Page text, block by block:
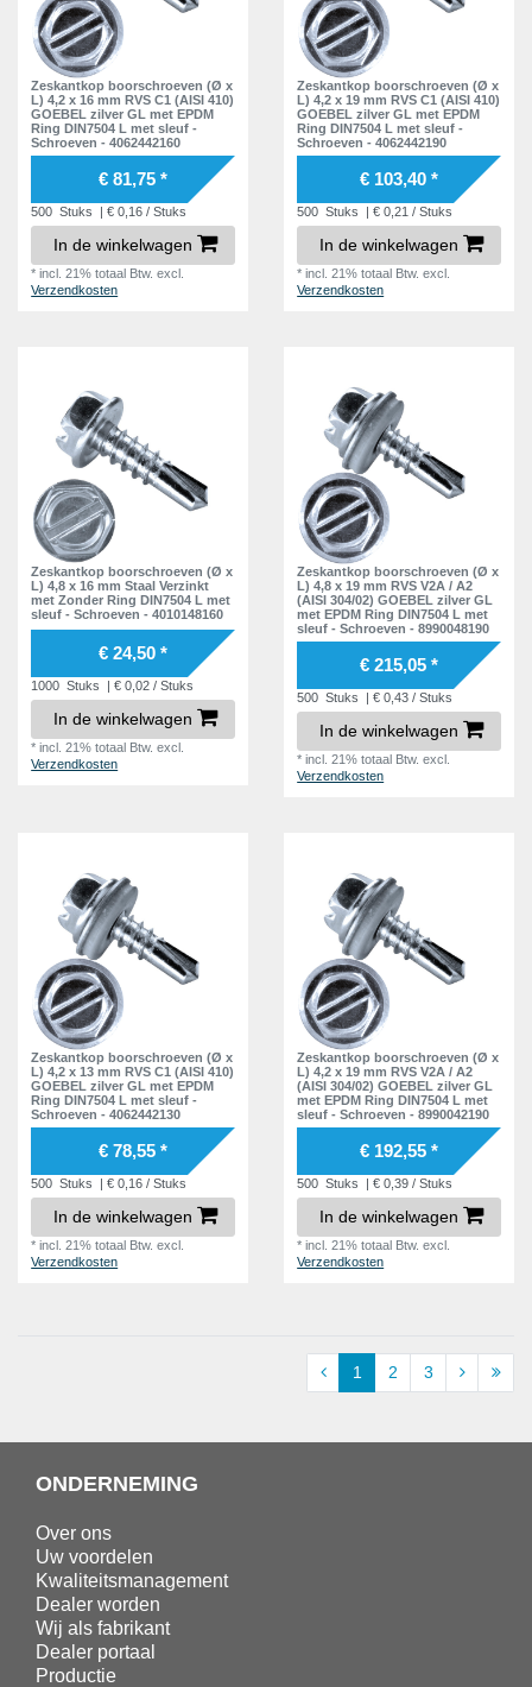
Zeskantkop boorschroeven (Ø x
L) 4,2 x 16 mm RVS C1 (AISI 410)
GOEBEL zilver GL met EPDM
Ring DIN7504 L met sleuf -
Schroeven - 4062442160
€ 81,75 *
500 Stuks | € 0,16 / Stuks
In de winkelwagen
*incl. 21% totaal Btw. excl.
Verzendkosten
Zeskantkop boorschroeven (Ø x
L) 4,2 x 19 mm RVS C1 (AISI 410)
GOEBEL zilver GL met EPDM
Ring DIN7504 L met sleuf -
Schroeven - 4062442190
€ 103,40 *
500 Stuks | € 0,21 / Stuks
In de winkelwagen
*incl. 21% totaal Btw. excl.
Verzendkosten
Zeskantkop boorschroeven (Ø x
L) 4,8 x 16 mm Staal Verzinkt
met Zonder Ring DIN7504 L met
sleuf - Schroeven - 4010148160
€ 24,50 *
1000 Stuks | € 0,02 / Stuks
In de winkelwagen
*incl. 21% totaal Btw. excl.
Verzendkosten
Zeskantkop boorschroeven (Ø x
L) 4,8 x 19 mm RVS V2A / A2
(AISI 304/02) GOEBEL zilver GL
met EPDM Ring DIN7504 L met
sleuf - Schroeven - 8990048190
€ 215,05 *
500 Stuks | € 0,43 / Stuks
In de winkelwagen
*incl. 21% totaal Btw. excl.
Verzendkosten
Zeskantkop boorschroeven (Ø x
L) 4,2 x 13 mm RVS C1 (AISI 410)
GOEBEL zilver GL met EPDM
Ring DIN7504 L met sleuf -
Schroeven - 4062442130
€ 78,55 *
500 Stuks | € 0,16 / Stuks
In de winkelwagen
*incl. 21% totaal Btw. excl.
Verzendkosten
Zeskantkop boorschroeven (Ø x
L) 4,2 x 19 mm RVS V2A / A2
(AISI 304/02) GOEBEL zilver GL
met EPDM Ring DIN7504 L met
sleuf - Schroeven - 8990042190
€ 192,55 *
500 Stuks | € 0,39 / Stuks
In de winkelwagen
*incl. 21% totaal Btw. excl.
Verzendkosten
1 2 3
ONDERNEMING
Over ons
Uw voordelen
Kwaliteitsmanagement
Dealer worden
Wij als fabrikant
Dealer portaal
Productie